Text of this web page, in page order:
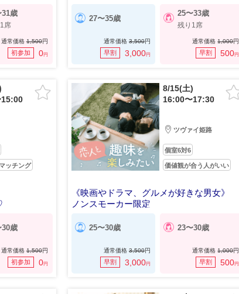
31歳
席
通常価格1,500円
初参加 0円
27〜35歳
通常価格 3,500円
早割 3,000円
25〜33歳
残り1席
通常価格1,000円
早割 500円
ッチング
30歳
通常価格1,500円
初参加 0円
8/15(土)
16:00〜17:30
ツヴァイ姫路
個室6対6
価値観が合う人がいい
《映画やドラマ、グルメが好きな男女》
ノンスモーカー限定
25〜30歳
通常価格 3,500円
早割 3,000円
23〜30歳
通常価格1,000円
早割 500円